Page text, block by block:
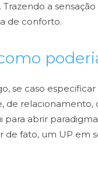
Trazendo a
de conforto.
se caso
de relacionamento,
para abrir
de fato, um UP em